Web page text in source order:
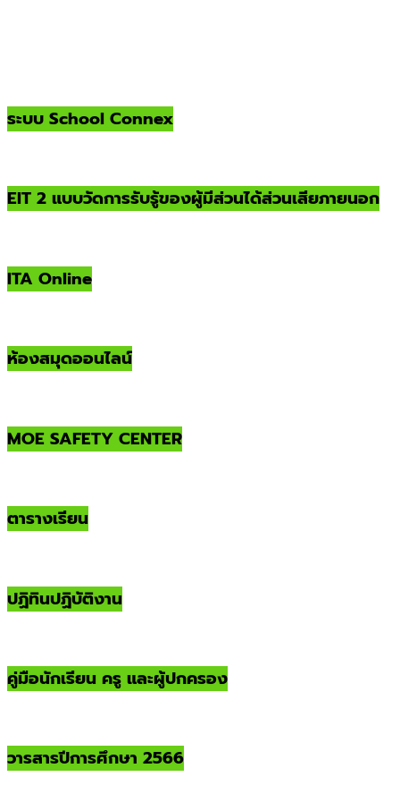
ระบบ School Connex
EIT 2 แบบวัดการรับรู้ของผู้มีส่วนได้ส่วนเสียภายนอก
ITA Online
ห้องสมุดออนไลน์
MOE SAFETY CENTER
ตารางเรียน
ปฏิทินปฏิบัติงาน
คู่มือนักเรียน ครู และผู้ปกครอง
วารสารปีการศึกษา 2566